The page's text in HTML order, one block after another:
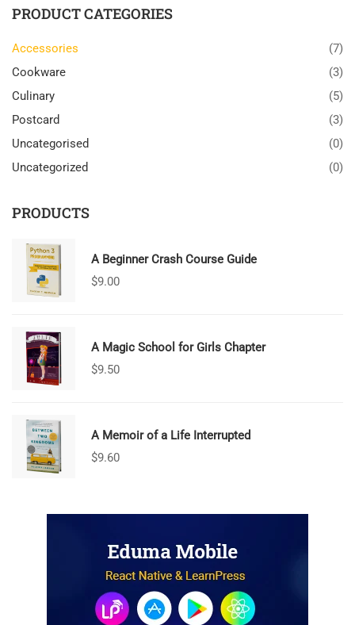
PRODUCT CATEGORIES
Accessories
(7)
Cookware
(3)
Culinary
(5)
Postcard
(3)
Uncategorised
(0)
Uncategorized
(0)
PRODUCTS
A Beginner Crash Course Guide
$9.00
A Magic School for Girls Chapter
$9.50
A Memoir of a Life Interrupted
$9.60